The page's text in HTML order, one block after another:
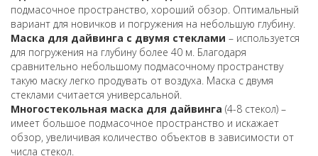
подмасочное пространство, хороший обзор. Оптимальный
вариант для новичков и погружения на небольшую глубину.
Маска для дайвинга с двумя стеклами – используется
для погружения на глубину более 40 м. Благодаря
сравнительно небольшому подмасочному пространству
такую маску легко продувать от воздуха. Маска с двумя
стеклами считается универсальной.
Многостекольная маска для дайвинга (4-8 стекол) –
имеет большое подмасочное пространство и искажает
обзор, увеличивая количество объектов в зависимости от
числа стекол.